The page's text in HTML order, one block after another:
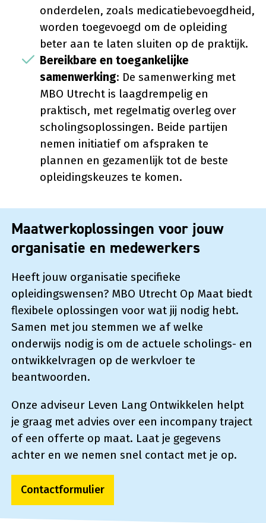
onderdelen, zoals medicatiebevoegdheid,
worden toegevoegd om de opleiding
beter aan te laten sluiten op de praktijk.
Bereikbare en toegankelijke
samenwerking: De samenwerking met
MBO Utrecht is laagdrempelig en
praktisch, met regelmatig overleg over
scholingsoplossingen. Beide partijen
nemen initiatief om afspraken te
plannen en gezamenlijk tot de beste
opleidingskeuzes te komen.
Maatwerkoplossingen voor jouw
organisatie en medewerkers
Heeft jouw organisatie specifieke
opleidingswensen? MBO Utrecht Op Maat biedt
flexibele oplossingen voor wat jij nodig hebt.
Samen met jou stemmen we af welke
onderwijs nodig is om de actuele scholings- en
ontwikkelvragen op de werkvloer te
beantwoorden.
Onze adviseur Leven Lang Ontwikkelen helpt
je graag met advies over een incompany traject
of een offerte op maat. Laat je gegevens
achter en we nemen snel contact met je op.
Contactformulier